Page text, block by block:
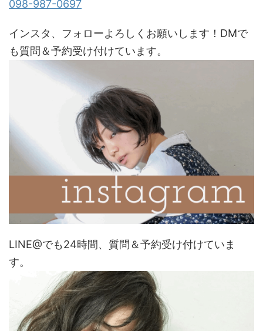
098-987-0697
インスタ、フォローよろしくお願いします！DMで
も質問＆予約受け付けています。
LINE@でも24時間、質問＆予約受け付けていま
す。